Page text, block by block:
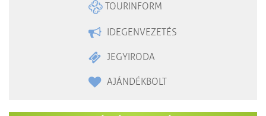
TOURINFORM
IDEGENVEZETÉS
JEGYIRODA
AJÁNDÉKBOLT